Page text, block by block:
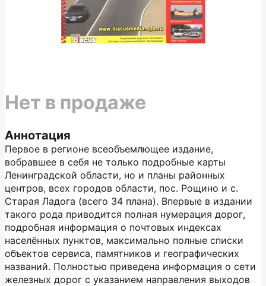
Аннотация
Первое в регионе всеобъемлющее издание,
вобравшее в себя не только подробные карты
Ленинградской области, но и планы районных
центров, всех городов области, пос. Рощино и с.
Старая Ладога (всего 34 плана). Впервые в издании
такого рода приводится полная нумерация дорог,
подробная информация о почтовых индексах
населённых пунктов, максимально полные списки
объектов сервиса, памятников и географических
названий. Полностью приведена информация о сети
железных дорог с указанием направления выходов
Нет в продаже